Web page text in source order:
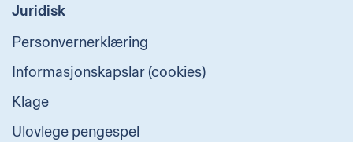
Juridisk
Personvernerklæring
Informasjonskapslar (cookies)
Klage
Ulovlege pengespel